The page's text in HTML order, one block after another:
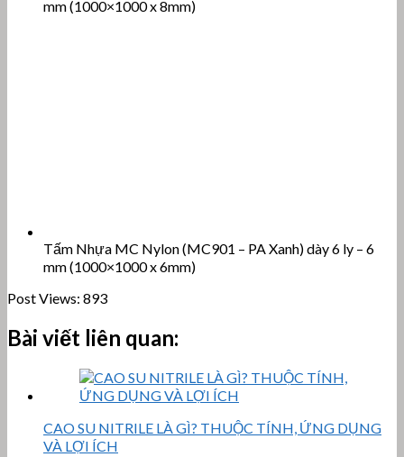
mm (1000×1000 x 8mm)
Tấm Nhựa MC Nylon (MC901 – PA Xanh) dày 6 ly – 6
mm (1000×1000 x 6mm)
Post Views: 893
Bài viết liên quan:
CAO SU NITRILE LÀ GÌ? THUỘC TÍNH, ỨNG DỤNG
VÀ LỢI ÍCH